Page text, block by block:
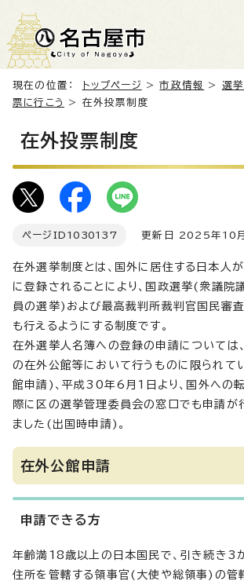
現在の位置： トップページ >市政情報 > 選挙
票に行こう
> 在外投票制度
在外投票制度
ページID 1030137 更新日 2025年10
在外選挙制度とは、国外に居住する日本人
に登録されることにより、国政選挙(衆議院
員の選挙)および最高裁判所裁判官国民審
も行えるようにする制度です。
在外選挙人名簿への登録の申請については
の在外公館等において行うものに限られて
館申請)、平成30年6月1日より、国外への
際に区の選挙管理委員会の窓口でも申請が
ました(出国時申請)。
在外公館申請
申請できる方
年齢満18歳以上の日本国民で、引き続き3
住所を管轄する領事官(大使や総領事)の管